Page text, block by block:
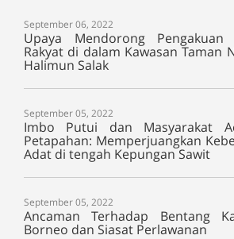
September 06, 2022
Upaya Mendorong Pengakuan
Rakyat di dalam Kawasan Taman
Halimun Salak
September 05, 2022
Imbo Putui dan Masyarakat
Petapahan: Memperjuangkan
Adat di tengah Kepungan Sawit
September 05, 2022
Ancaman Terhadap Bentang
Borneo dan Siasat Perlawanan